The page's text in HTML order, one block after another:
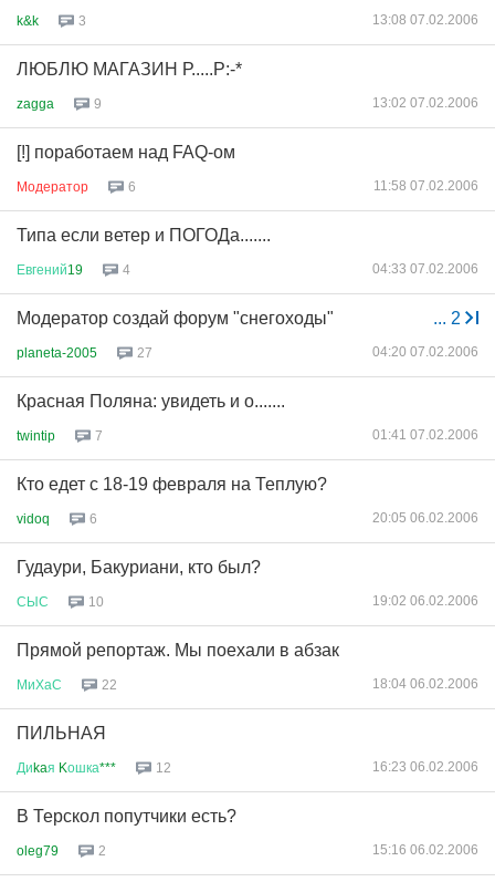
k&k 3 13:08 07.02.2006
ЛЮБЛЮ МАГАЗИН Р.....Р:-*
zagga 9 13:02 07.02.2006
[!] поработаем над FAQ-ом
Модератор 6 11:58 07.02.2006
Типа если ветер и ПОГОДа.......
Евгений19 4 04:33 07.02.2006
... 2
Модератор создай форум "снегоходы"
planeta-2005 27 04:20 07.02.2006
Красная Поляна: увидеть и о.......
twintip 7 01:41 07.02.2006
Кто едет с 18-19 февраля на Теплую?
vidoq 6 20:05 06.02.2006
Гудаури, Бакуриани, кто был?
СЫС 10 19:02 06.02.2006
Прямой репортаж. Мы поехали в абзак
МиХаС 22 18:04 06.02.2006
ПИЛЬНАЯ
Диkaя Kошка*** 12 16:23 06.02.2006
В Терскол попутчики есть?
oleg79 2 15:16 06.02.2006